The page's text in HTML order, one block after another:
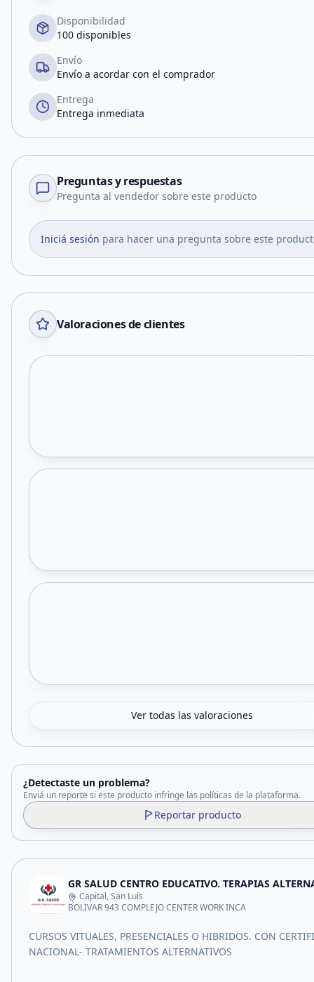
Disponibilidad
100 disponibles
Envío
Envío a acordar con el comprador
Entrega
Entrega inmediata
Preguntas y respuestas
Pregunta al vendedor sobre este producto
Iniciá sesión para hacer una pregunta sobre este
Valoraciones de clientes
Ver todas las valoraciones
¿Detectaste un problema?
Enviá un reporte si este producto infringe las políticas de la plataforma.
Reportar producto
Capital, San Luis
BOLIVAR 943 COMPLEJO CENTER WORK INCA
CURSOS VITUALES, PRESENCIALES O HIBRIDOS. CON
NACIONAL- TRATAMIENTOS ALTERNATIVOS